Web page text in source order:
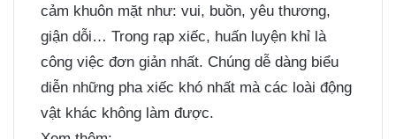
cảm khuôn mặt như: vui, buồn, yêu thương,
giận dỗi… Trong rạp xiếc, huấn luyện khỉ là
công việc đơn giản nhất. Chúng dễ dàng biểu
diễn những pha xiếc khó nhất mà các loài động
vật khác không làm được.